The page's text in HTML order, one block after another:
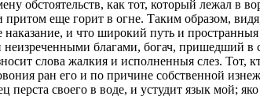
обстоятельств, как тот, который лежал
еще горит в огне. Таким образом,
и что широкий путь и
неизреченными благами, богач,
слова жалкия и исполненныя слез. Тот,
ран его и по причине собственной
перста своего в воде, и устудит язык мой;